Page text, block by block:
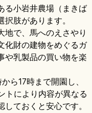
る小岩井農場（まきば
肢があります。
地で、馬へのえさやり
化財の建物をめぐるガ
や乳製品の買い物を楽
ら17時まで開園し、
トにより内容が異なる
ておくと安心です。